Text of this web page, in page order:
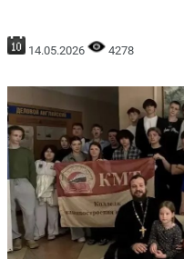
14.05.2026 4278